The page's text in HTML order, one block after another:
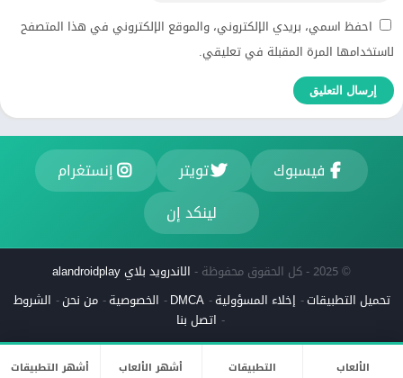
احفظ اسمي، بريدي الإلكتروني، والموقع الإلكتروني في هذا المتصفح
لاستخدامها المرة المقبلة في تعليقي.
فيسبوك تويتر
إنستغرام
لينكد إن
© 2025 - كل الحقوق محفوظة -
الاندرويد بلاي alandroidplay
تحميل التطبيقات إخلاء المسؤولية DMCA الخصوصية من نحن الشروط
اتصل بنا
الألعاب التطبيقات أشهر الألعاب أشهر التطبيقات